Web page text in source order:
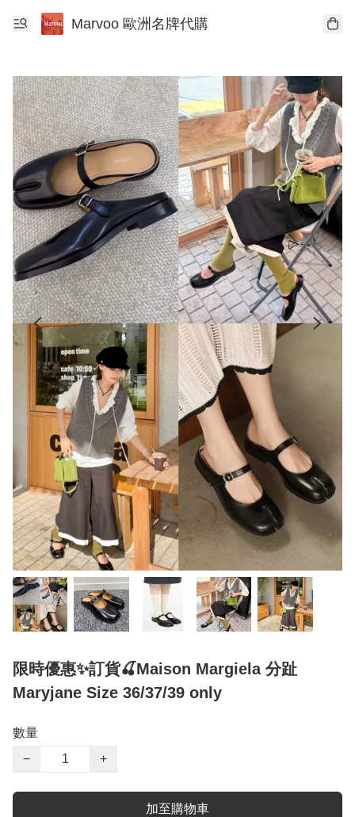
Marvoo 歐洲名牌代購
限時優惠✨訂貨🍒Maison Margiela 分趾
Maryjane Size 36/37/39 only
數量
−
+
加至購物車